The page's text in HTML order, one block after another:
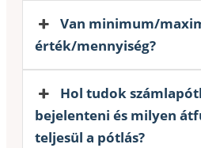
Van minimum/
érték/mennyiség?
Hol tudok
bejelenteni és milyen
teljesül a pótlás?